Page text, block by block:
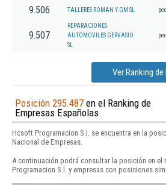
9.506 TALLERES ROMAN Y GM SL
9.507
REPARACIONES
AUTOMOVILES GERVASIO
SL
Ver Ranking
Posición 295.487 en el Ranking de
Empresas Españolas
Hcsoft Programacion S.l. se encuentra en la
Nacional de Empresas.
A continuación podrá consultar la posición en el
Programacion S.l. y empresas con posiciones